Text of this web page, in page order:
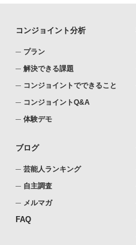
コンジョイント分析
プラン
解決できる課題
コンジョイントでできること
コンジョイントQ&A
体験デモ
ブログ
芸能人ランキング
自主調査
メルマガ
FAQ